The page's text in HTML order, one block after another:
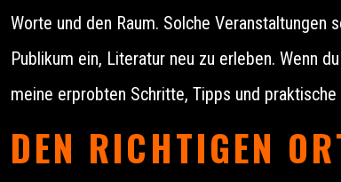
Worte und den Raum. Solche Veranstaltungen
Publikum ein, Literatur neu zu erleben. Wenn
meine erprobten Schritte, Tipps und
DEN RICHTIGEN